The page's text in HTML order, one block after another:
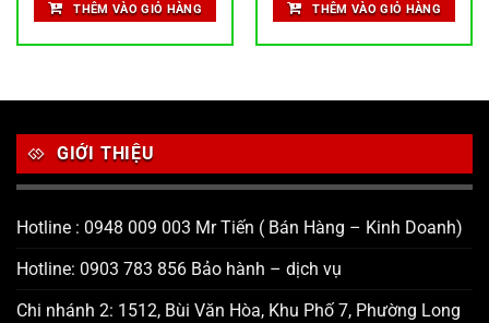
THÊM VÀO GIỎ HÀNG THÊM VÀO GIỎ HÀNG
GIỚI THIỆU
Hotline : 0948 009 003 Mr Tiến ( Bán Hàng – Kinh Doanh)
Hotline: 0903 783 856 Bảo hành – dịch vụ
Chi nhánh 2: 1512, Bùi Văn Hòa, Khu Phố 7, Phường Long